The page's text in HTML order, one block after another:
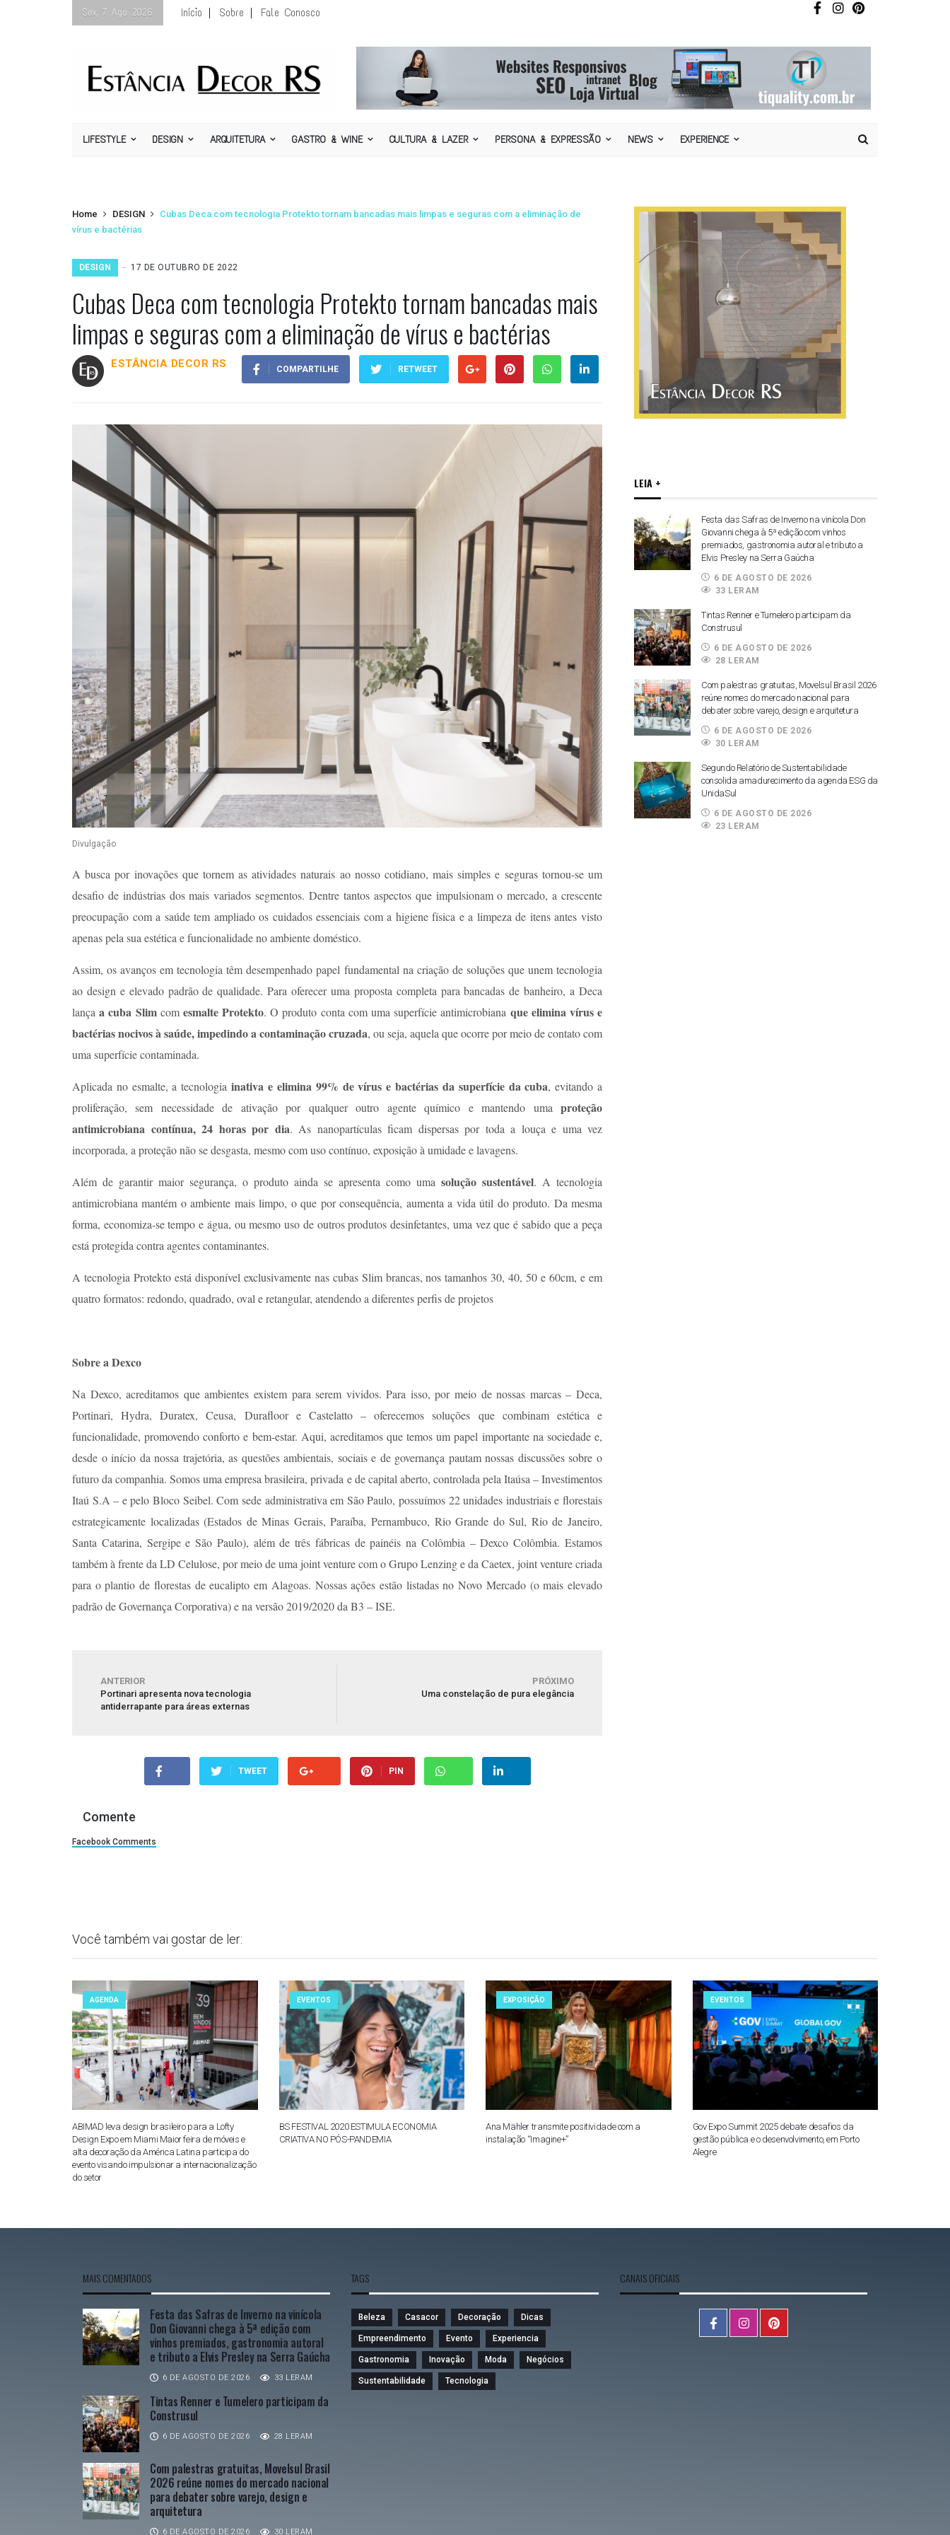
Sex, 7 Ago 2026 Início Sobre Fale Conosco
LIFESTYLE DESIGN ARQUITETURA GASTRO & WINE CULTURA & LAZER PERSONA & EXPRESSÃO NEWS EXPERIENCE
Home DESIGN
Cubas Deca com tecnologia Protekto tornam bancadas mais limpas e seguras com a eliminação de
vírus e bactérias
DESIGN 17 DE OUTUBRO DE 2022
Cubas Deca com tecnologia Protekto tornam bancadas mais
limpas e seguras com a eliminação de vírus e bactérias
COMPARTILHE RETWEET
ESTÂNCIA DECOR RS
Divulgação
A busca por inovações que tornem as atividades naturais ao nosso cotidiano, mais simples e seguras tornou-se um
desafio de indústrias dos mais variados segmentos. Dentre tantos aspectos que impulsionam o mercado, a crescente
preocupação com a saúde tem ampliado os cuidados essenciais com a higiene física e a limpeza de itens antes visto
apenas pela sua estética e funcionalidade no ambiente doméstico.
Assim, os avanços em tecnologia têm desempenhado papel fundamental na criação de soluções que unem tecnologia
ao design e elevado padrão de qualidade. Para oferecer uma proposta completa para bancadas de banheiro, a Deca
lançaa cuba Slimcom esmalte Protekto. O produto conta com uma superfície antimicrobiana que elimina vírus e
bactérias nocivos à saúde, impedindo a contaminação cruzada, ou seja, aquela que ocorre por meio de contato com
uma superfície contaminada.
Aplicada no esmalte, a tecnologiainativa e elimina 99% de vírus e bactérias da superfície da cuba, evitando a
proliferação, sem necessidade de ativação por qualquer outro agente químico e mantendo uma proteção
antimicrobiana contínua, 24 horas por dia. As nanopartículas ficam dispersas por toda a louça e uma vez
incorporada, a proteção não se desgasta, mesmo com uso contínuo, exposição à umidade e lavagens.
Além de garantir maior segurança, o produto ainda se apresenta como uma solução sustentável. A tecnologia
antimicrobiana mantém o ambiente mais limpo, o que por consequência, aumenta a vida útil do produto. Da mesma
forma, economiza-se tempo e água, ou mesmo uso de outros produtos desinfetantes, uma vez que é sabido que a peça
está protegida contra agentes contaminantes.
A tecnologia Protekto está disponível exclusivamente nas cubas Slim brancas, nos tamanhos 30, 40, 50 e 60cm, e em
quatro formatos: redondo, quadrado, oval e retangular, atendendo a diferentes perfis de projetos
Sobre a Dexco
Na Dexco, acreditamos que ambientes existem para serem vividos. Para isso, por meio de nossas marcas – Deca,
Portinari, Hydra, Duratex, Ceusa, Durafloor e Castelatto – oferecemos soluções que combinam estética e
funcionalidade, promovendo conforto e bem-estar. Aqui, acreditamos que temos um papel importante na sociedade e,
desde o início da nossa trajetória, as questões ambientais, sociais e de governança pautam nossas discussões sobre o
futuro da companhia. Somos uma empresa brasileira, privada e de capital aberto, controlada pela Itaúsa – Investimentos
Itaú S.A – e pelo Bloco Seibel. Com sede administrativa em São Paulo, possuímos 22 unidades industriais e florestais
estrategicamente localizadas (Estados de Minas Gerais, Paraíba, Pernambuco, Rio Grande do Sul, Rio de Janeiro,
Santa Catarina, Sergipe e São Paulo), além de três fábricas de painéis na Colômbia – Dexco Colômbia. Estamos
também à frente da LD Celulose, por meio de uma joint venture com o Grupo Lenzing e da Caetex, joint venture criada
para o plantio de florestas de eucalipto em Alagoas. Nossas ações estão listadas no Novo Mercado (o mais elevado
padrão de Governança Corporativa) e na versão 2019/2020 da B3 – ISE.
ANTERIOR
Portinari apresenta nova tecnologia
antiderrapante para áreas externas
PRÓXIMO
Uma constelação de pura elegância
TWEET PIN
Comente
Facebook Comments
LEIA +
Festa das Safras de Inverno na vinícola Don
Giovanni chega à 5ª edição com vinhos
premiados, gastronomia autoral e tributo a
Elvis Presley na Serra Gaúcha
6 DE AGOSTO DE 2026
33 LERAM
Tintas Renner e Tumelero participam da
Construsul
6 DE AGOSTO DE 2026
28 LERAM
Com palestras gratuitas, Movelsul Brasil 2026
reúne nomes do mercado nacional para
debater sobre varejo, design e arquitetura
6 DE AGOSTO DE 2026
30 LERAM
Segundo Relatório de Sustentabilidade
consolida amadurecimento da agenda ESG da
UnidaSul
6 DE AGOSTO DE 2026
23 LERAM
Você também vai gostar de ler:
AGENDA
ABIMAD leva design brasileiro para a Lofty
Design Expo em Miami Maior feira de móveis e
alta decoração da América Latina participa do
evento visando impulsionar a internacionalização
do setor
EVENTOS
BS FESTIVAL 2020 ESTIMULA ECONOMIA
CRIATIVA NO PÓS-PANDEMIA
EXPOSIÇÃO
Ana Mähler transmite positividade com a
instalação “Imagine+”
EVENTOS
Gov Expo Summit 2025 debate desafios da
gestão pública e o desenvolvimento, em Porto
Alegre
MAIS COMENTADOS
Festa das Safras de Inverno na vinícola
Don Giovanni chega à 5ª edição com
vinhos premiados, gastronomia autoral
e tributo a Elvis Presley na Serra Gaúcha
6 DE AGOSTO DE 2026 33 LERAM
Tintas Renner e Tumelero participam da
Construsul
6 DE AGOSTO DE 2026 28 LERAM
Com palestras gratuitas, Movelsul Brasil
2026 reúne nomes do mercado nacional
para debater sobre varejo, design e
arquitetura
6 DE AGOSTO DE 2026 30 LERAM
TAGS
Beleza Casacor Decoração Dicas
Empreendimento Evento Experiencia
Gastronomia Inovação Moda Negócios
Sustentabilidade Tecnologia
CANAIS OFICIAIS